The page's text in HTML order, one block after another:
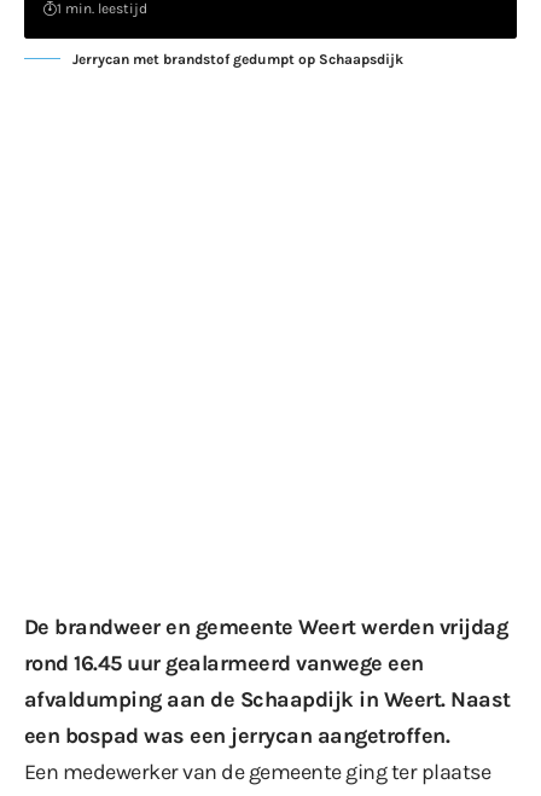
1 min. leestijd
Jerrycan met brandstof gedumpt op Schaapsdijk
De brandweer en gemeente Weert werden vrijdag
rond 16.45 uur gealarmeerd vanwege een
afvaldumping aan de Schaapdijk in Weert. Naast
een bospad was een jerrycan aangetroffen.
Een medewerker van de gemeente ging ter plaatse